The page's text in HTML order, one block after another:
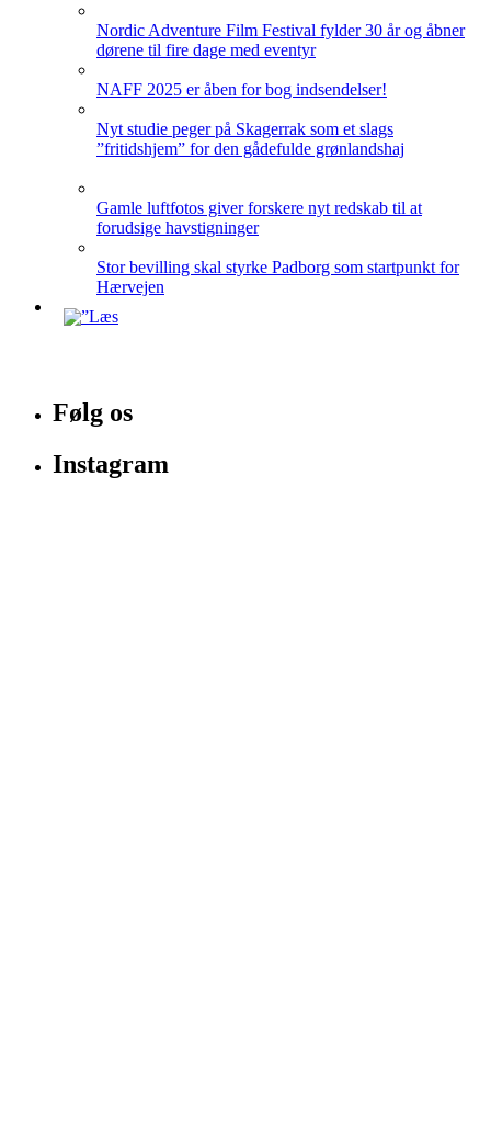
Nordic Adventure Film Festival fylder 30 år og åbner
dørene til fire dage med eventyr
NAFF 2025 er åben for bog indsendelser!
Nyt studie peger på Skagerrak som et slags
”fritidshjem” for den gådefulde grønlandshaj
Gamle luftfotos giver forskere nyt redskab til at
forudsige havstigninger
Stor bevilling skal styrke Padborg som startpunkt for
Hærvejen
Følg os
Instagram